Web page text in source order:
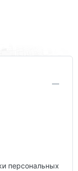
персональных